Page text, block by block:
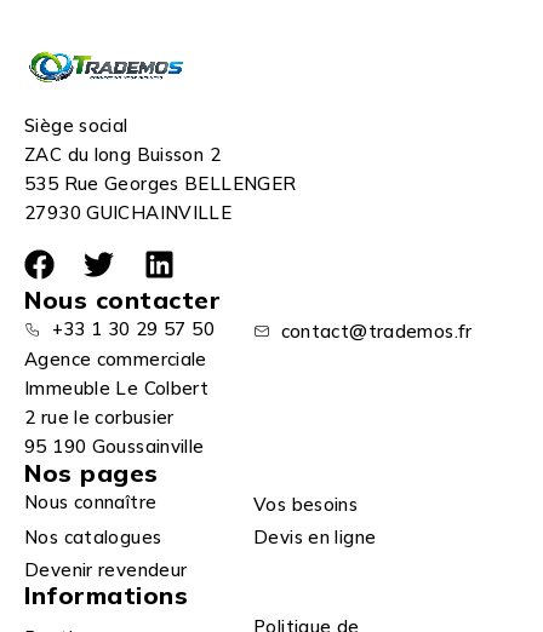
Siège social
ZAC du long Buisson 2
535 Rue Georges BELLENGER
27930 GUICHAINVILLE
Nous contacter
+33 1 30 29 57 50
contact@trademos.fr
Agence commerciale
Immeuble Le Colbert
2 rue le corbusier
95 190 Goussainville
Nos pages
Nous connaître
Vos besoins
Nos catalogues
Devis en ligne
Devenir revendeur
Informations
Politique de